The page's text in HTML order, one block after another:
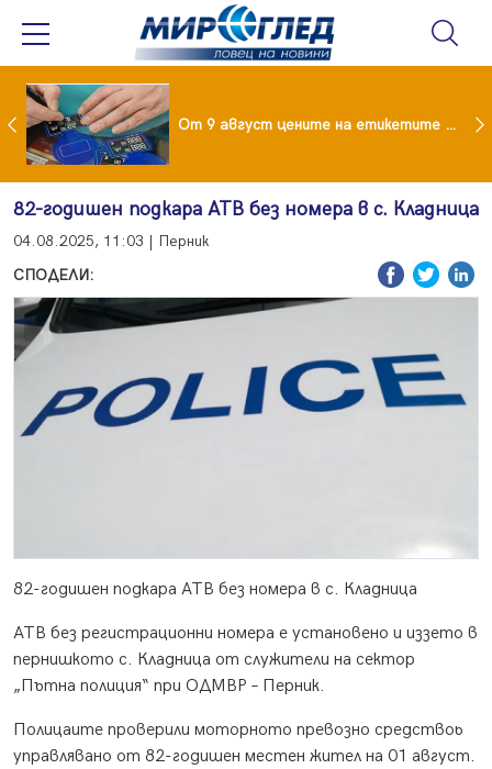
Проект за изграждане на 13-етажна "мегаджамия" разгневи жителите на Лондон От 9 август цените на етикетите само в евро
82-годишен подкара АТВ без номера в с. Кладница
04.08.2025, 11:03 | Перник
СПОДЕЛИ:
82-годишен подкара АТВ без номера в с. Кладница
АТВ без регистрационни номера е установено и иззето в
пернишкото с. Кладница от служители на сектор
„Пътна полиция“ при ОДМВР – Перник.
Полицаите проверили моторното превозно средствоь
управлявано от 82-годишен местен жител на 01 август.